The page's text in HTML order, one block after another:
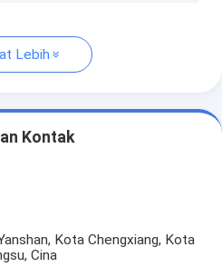
Lebih
Kontak
Kota Chengxiang, Kota
Cina